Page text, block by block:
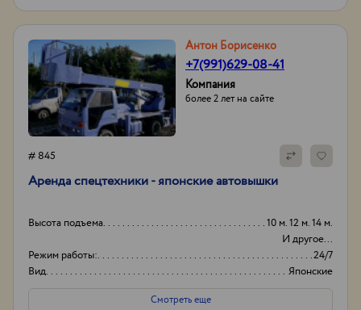
Антон Борисенко
+7(991)629-08-41
Компания
более 2 лет на сайте
# 845
Аренда спецтехники - японские автовышки
Высота подъема
10 м. 12 м. 14 м.
И другое...
Режим работы:
24/7
Вид
Японские
Способ оплаты
Нал/безнал
Смотреть еще